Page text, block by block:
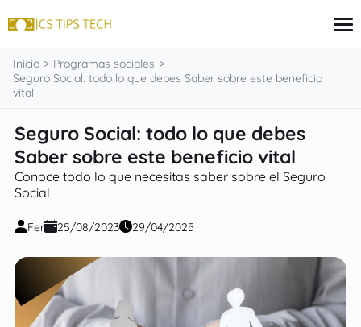
Finanzas
Programas sociales
Inversiones
Préstamos
Inicio
Programas sociales
Seguro Social: todo lo que debes Saber sobre este beneficio
vital
Seguro Social: todo lo que debes
Saber sobre este beneficio vital
Conoce todo lo que necesitas saber sobre el Seguro
Social
Fer 25/08/2023 29/04/2025